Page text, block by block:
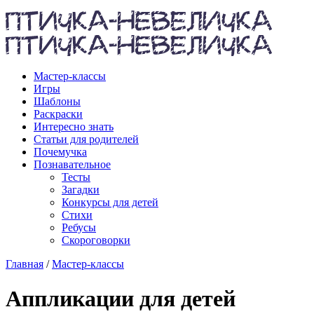
Мастер-классы
Игры
Шаблоны
Раскраски
Интересно знать
Статьи для родителей
Почемучка
Познавательное
Тесты
Загадки
Конкурсы для детей
Стихи
Ребусы
Скороговорки
Главная /Мастер-классы
Аппликации для детей